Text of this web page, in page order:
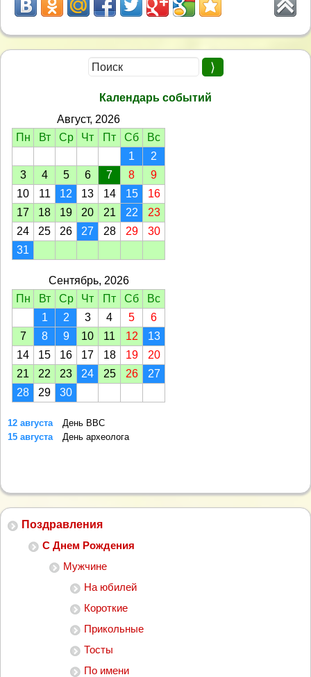
Поздравления
С Днем Рождения
Мужчине
На юбилей
Короткие
Прикольные
Тосты
По имени
Календарь событий
Август, 2026
Пн
Вт Ср Чт Пт Сб
Вс
1
2
3
4 5 6 7 8
9
10
11 12 13 14 15
16
17
18 19 20 21 22
23
24
25 26 27 28 29
30
31
Сентябрь, 2026
Пн
Вт Ср Чт Пт Сб
Вс
1
2 3 4 5
6
7
8 9 10 11 12
13
14
15 16 17 18 19
20
21
22 23 24 25 26
27
28
29 30
12 августа
День ВВС
15 августа
День археолога